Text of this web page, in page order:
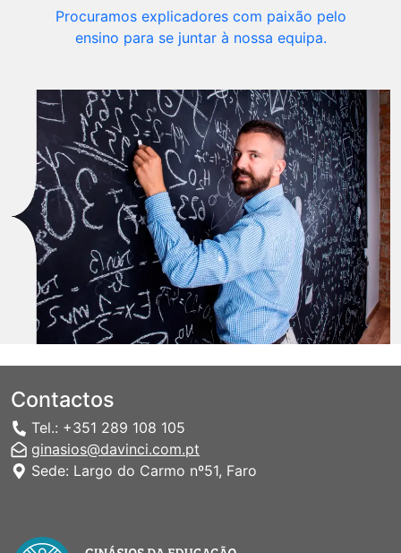
Procuramos explicadores com paixão pelo
ensino para se juntar à nossa equipa.
Contactos
Tel.: +351 289 108 105
ginasios@davinci.com.pt
Sede: Largo do Carmo nº51, Faro